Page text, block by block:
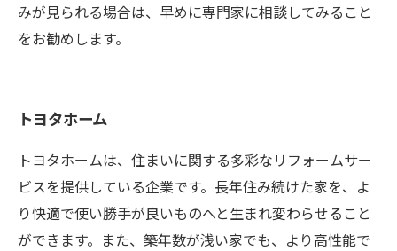
みが見られる場合は、早めに専門家に相談してみること
をお勧めします。
トヨタホーム
トヨタホームは、住まいに関する多彩なリフォームサー
ビスを提供している企業です。長年住み続けた家を、よ
り快適で使い勝手が良いものへと生まれ変わらせること
ができます。また、築年数が浅い家でも、より高性能で